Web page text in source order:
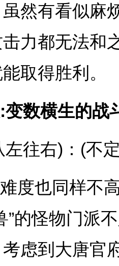
然有看似麻
力都无法和
取得胜利。
:变数横生的战
往右)：(不
度也同样不
”的怪物门派
虑到大唐官